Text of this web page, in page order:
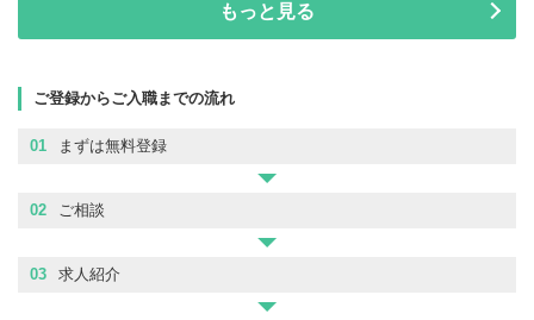
もっと見る
ご登録からご入職までの流れ
01 まずは無料登録
02 ご相談
03 求人紹介